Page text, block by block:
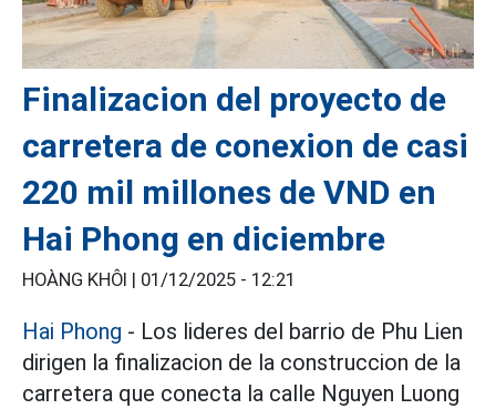
Finalizacion del proyecto de
carretera de conexion de casi
220 mil millones de VND en
Hai Phong en diciembre
HOÀNG KHÔI | 01/12/2025 - 12:21
Hai Phong - Los lideres del barrio de Phu Lien
dirigen la finalizacion de la construccion de la
carretera que conecta la calle Nguyen Luong